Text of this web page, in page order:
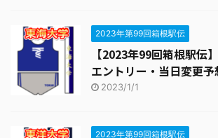
2023年第99回箱根駅伝
【2023年99回箱根駅伝
エントリー・当日変更予
2023/1/1
2023年第99回箱根駅伝